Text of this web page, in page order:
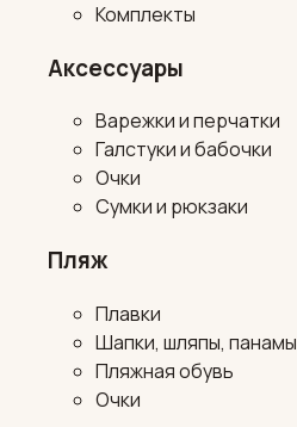
Комплекты
Аксессуары
Варежки и перчатки
Галстуки и бабочки
Очки
Сумки и рюкзаки
Пляж
Плавки
Шапки, шляпы, панамы
Пляжная обувь
Очки